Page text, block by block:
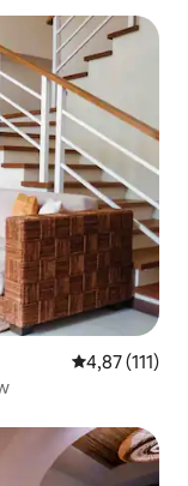
Średnia
4,87 (111)